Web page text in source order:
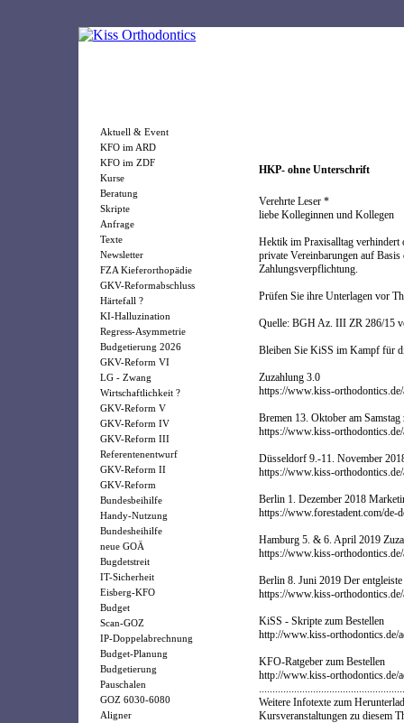
Aktuell & Event
KFO im ARD
KFO im ZDF
Kurse
Beratung
Skripte
Anfrage
Texte
Newsletter
FZA Kieferorthopädie
GKV-Reformabschluss
Härtefall ?
KI-Halluzination
Regress-Asymmetrie
Budgetierung 2026
GKV-Reform VI
LG - Zwang
Wirtschaftlichkeit ?
GKV-Reform V
GKV-Reform IV
GKV-Reform III
Referentenentwurf
GKV-Reform II
GKV-Reform
Bundesbeihilfe
Handy-Nutzung
Bundesheihilfe
neue GOÄ
Bugdetstreit
IT-Sicherheit
Eisberg-KFO
Budget
Scan-GOZ
IP-Doppelabrechnung
Budget-Planung
Budgetierung
Pauschalen
GOZ 6030-6080
Aligner
HKP- ohne Unterschrift
Verehrte Leser *
liebe Kolleginnen und Kollegen
Hektik im Praxisalltag verhindert
private Vereinbarungen auf
Zahlungsverpflichtung.
Prüfen Sie ihre Unterlagen vor
Quelle: BGH Az. III ZR 286/15
Bleiben Sie KiSS im Kampf für
Zuzahlung 3.0
https://www.kiss-
Bremen 13. Oktober am
https://www.kiss-
Düsseldorf 9.-11. November
https://www.kiss-
Berlin 1. Dezember 2018
https://www.forestadent.com/de-
Hamburg 5. & 6. April 2019
https://www.kiss-
Berlin 8. Juni 2019 Der
https://www.kiss-
KiSS - Skripte zum Bestellen
http://www.kiss-orthodontics.de/
KFO-Ratgeber zum Bestellen
http://www.kiss-orthodontics.de/
Weitere Infotexte zum
Kursveranstaltungen zu diesem